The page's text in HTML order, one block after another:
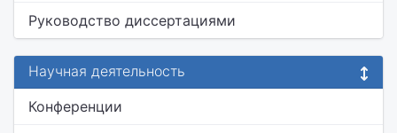
Руководство диссертациями
Научная деятельность
Конференции